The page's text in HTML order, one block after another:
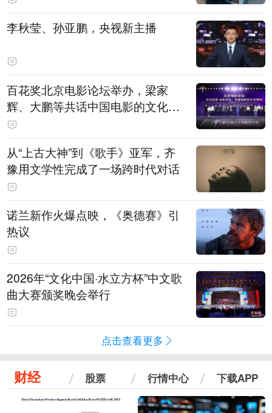
白，主演均为广州本土演员
李秋莹、孙亚鹏，央视新主播
百花奖北京电影论坛举办，梁家
辉、大鹏等共话中国电影的文化建
构
从“上古大神”到《歌手》亚军，齐
豫用文学性完成了一场跨时代对话
诺兰新作火爆点映，《奥德赛》引
热议
2026年“文化中国·水立方杯”中文歌
曲大赛颁奖晚会举行
点击查看更多
财经 股票 行情中心 下载APP